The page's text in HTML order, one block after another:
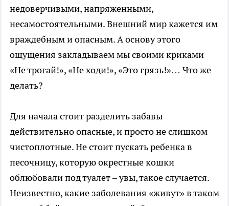
недоверчивыми, напряженными,
несамостоятельными. Внешний мир кажется им
враждебным и опасным. А основу этого
ощущения закладываем мы своими криками
«Не трогай!», «Не ходи!», «Это грязь!»… Что же
делать?
Для начала стоит разделить забавы
действительно опасные, и просто не слишком
чистоплотные. Не стоит пускать ребенка в
песочницу, которую окрестные кошки
облюбовали под туалет – увы, такое случается.
Неизвестно, какие заболевания «живут» в таком